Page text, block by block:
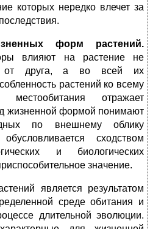
которых нередко влечет за
форм растений.
влияют на растение не
от друга, а во всей их
растений ко всему
местообитания отражает
жизненной формой понимают
по внешнему облику
сходством
и биологических
значение.
является результатом
среде обитания и
длительной эволюции.